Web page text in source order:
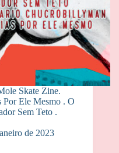
Skate Zine.
Por Ele Mesmo . O
Sem Teto .
de 2023